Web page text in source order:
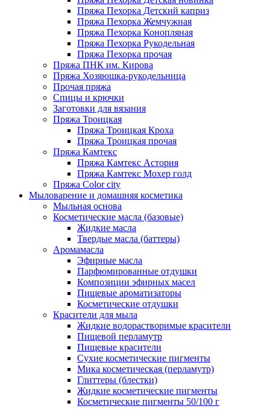
Пряжа Пехорка Детский каприз
Пряжа Пехорка Жемчужная
Пряжа Пехорка Конопляная
Пряжа Пехорка Рукодельная
Пряжа Пехорка прочая
Пряжа ПНК им. Кирова
Пряжа Хозяюшка-рукодельница
Прочая пряжа
Спицы и крючки
Заготовки для вязания
Пряжа Троицкая
Пряжа Троицкая Кроха
Пряжа Троицкая прочая
Пряжа Камтекс
Пряжа Камтекс Астория
Пряжа Камтекс Мохер голд
Пряжа Color city
Мыловарение и домашняя косметика
Мыльная основа
Косметические масла (базовые)
Жидкие масла
Твердые масла (баттеры)
Аромамасла
Эфирные масла
Парфюмированные отдушки
Композиции эфирных масел
Пищевые ароматизаторы
Косметические отдушки
Красители для мыла
Жидкие водорастворимые красители
Пищевой перламутр
Пищевые красители
Сухие косметические пигменты
Мика косметическая (перламутр)
Глиттеры (блестки)
Жидкие косметические пигменты
Косметические пигменты 50/100 г